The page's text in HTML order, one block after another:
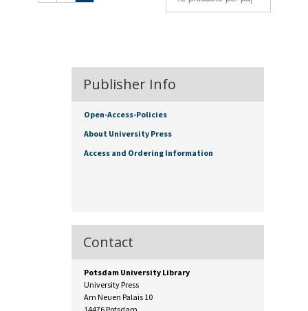
Publisher Info
Open-Access-Policies
About University Press
Access and Ordering Information
Contact
Potsdam University Library
University Press
Am Neuen Palais 10